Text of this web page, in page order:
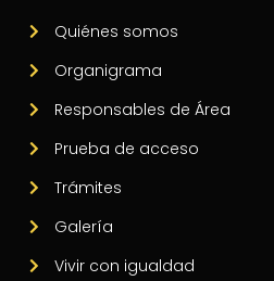
Quiénes somos
Organigrama
Responsables de Área
Prueba de acceso
Trámites
Galería
Vivir con igualdad